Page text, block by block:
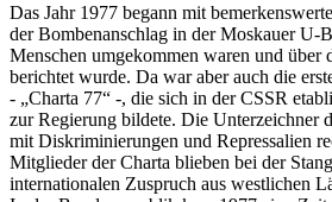
Das Jahr 1977 begann mit
der Bombenanschlag in der Moskauer U-
Menschen umgekommen waren und über
berichtet wurde. Da war aber auch die
- „Charta 77“ -, die sich in der CSSR
zur Regierung bildete. Die Unterzeichner
mit Diskriminierungen und Repressalien
Mitglieder der Charta blieben bei der
internationalen Zuspruch aus westlichen